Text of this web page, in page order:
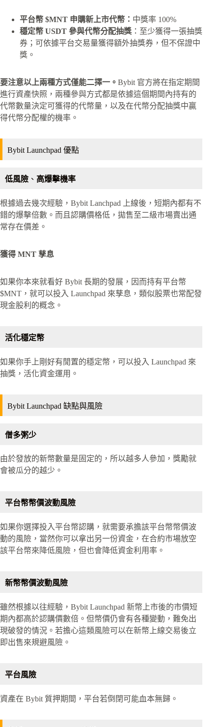
平台幣 $MNT 申購新上市代幣： 中獎率 100%
穩定幣 USDT 參與代幣分配抽獎 ：至少獲得一張抽獎
券；可依據平台交易量獲得額外抽獎券，但不保證中
獎。
要注意以上兩種方式僅能二擇一。 Bybit 官方將在指定期間
進行資產快照，兩種參與方式都是依據這個期間內持有的
代幣數量決定可獲得的代幣量，以及在代幣分配抽獎中贏
得代幣分配權的機率。
Bybit Launchpad 優點
低風險 、 高爆擊機率
根據過去幾次經驗，Bybit Lanchpad 上線後，短期內都有不
錯的爆擊倍數。而且認購價格低，拋售至二級市場賣出通
常存在價差。
獲得 MNT 孳息
如果你本來就看好 Bybit 長期的發展，因而持有平台幣
$MNT，就可以投入 Launchpad 來孳息，類似股票也常配發
現金股利的概念。
活化穩定幣
如果你手上剛好有閒置的穩定幣，可以投入 Launchpad 來
抽獎，活化資金運用。
Bybit Launchpad 缺點與風險
僧多粥少
由於發放的新幣數量是固定的，所以越多人參加，獎勵就
會被瓜分的越少。
平台幣幣價波動風險
如果你選擇投入平台幣認購，就需要承擔該平台幣幣價波
動的風險，當然你可以拿出另一份資金，在合約市場放空
該平台幣來降低風險，但也會降低資金利用率。
新幣幣價波動風險
雖然根據以往經驗，Bybit Launchpad 新幣上市後的市價短
期內都高於認購價數倍。但幣價仍會有各種變動，難免出
現破發的情況。若擔心這類風險可以在新幣上線交易後立
即出售來規避風險。
平台風險
資產在 Bybit 質押期間，平台若倒閉可能血本無歸。